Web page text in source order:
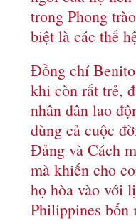
trong Phong
biệt là các thế
Đồng chí
khi còn rất trẻ,
nhân dân lao
dùng cả cuộc
Đảng và Cách
mà khiến cho
họ hòa vào với
Philippines bốn